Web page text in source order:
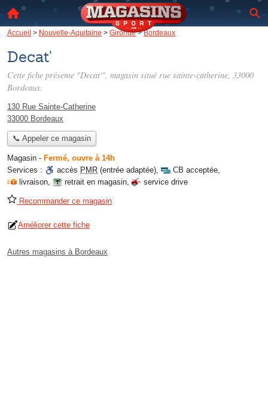
Accueil > Nouvelle-Aquitaine > Gironde>Bordeaux
Decat'
Cette fiche présente "Decat'", magasin situé rue sainte-catherine, 33000
Bordeaux.
130 Rue Sainte-Catherine
33000 Bordeaux
📞 Appeler ce magasin
Magasin - Fermé, ouvre à 14h
Services :
accès PMR (entrée adaptée), CB acceptée,
livraison, retrait en magasin, service drive
Recommander ce magasin
Améliorer cette fiche
Autres magasins à Bordeaux